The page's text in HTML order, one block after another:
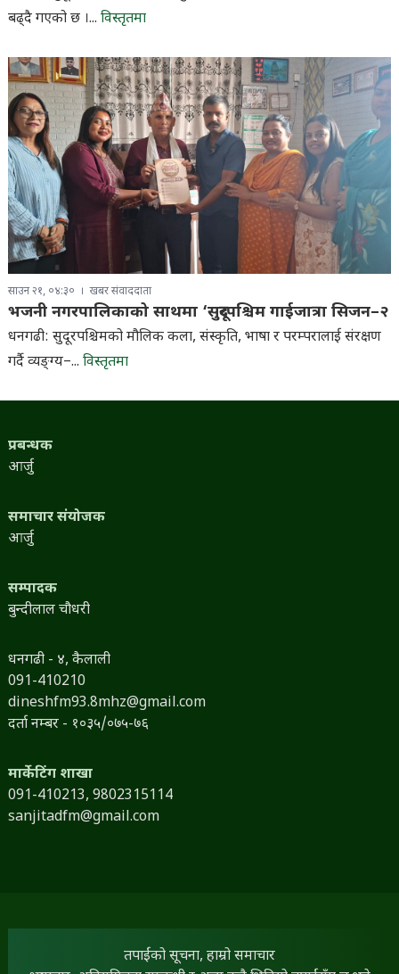
बढ्दै गएको छ ।... विस्तृतमा
साउन २१, ०४:३० खबर संवाददाता
भजनी नगरपालिकाको साथमा ‘सुदूरपश्चिम गाईजात्रा सिजन–२
धनगढी: सुदूरपश्चिमको मौलिक कला, संस्कृति, भाषा र परम्परालाई संरक्षण
गर्दै व्यङ्ग्य–... विस्तृतमा
प्रबन्धक
आर्जु
समाचार संयोजक
आर्जु
सम्पादक
बुन्दीलाल चौधरी
धनगढी - ४, कैलाली
091-410210
dineshfm93.8mhz@gmail.com
दर्ता नम्बर - १०३५/०७५-७६
मार्केटिंग शाखा
091-410213, 9802315114
sanjitadfm@gmail.com
तपाईंको सूचना, हाम्रो समाचार